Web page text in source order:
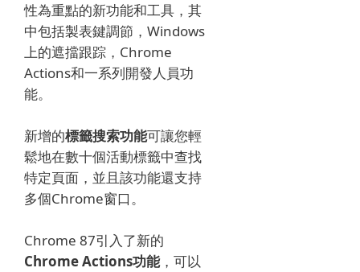
性為重點的新功能和工具，其
中包括製表鍵調節，Windows
上的遮擋跟踪，Chrome
Actions和一系列開發人員功
能。
新增的標籤搜索功能可讓您輕
鬆地在數十個活動標籤中查找
特定頁面，並且該功能還支持
多個Chrome窗口。
Chrome 87引入了新的
Chrome Actions功能，可以